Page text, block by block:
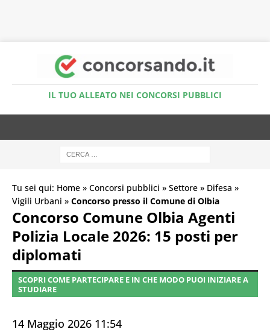
IL TUO ALLEATO NEI CONCORSI PUBBLICI
Tu sei qui: Home » Concorsi pubblici » Settore » Difesa »
Vigili Urbani » Concorso presso il Comune di Olbia
Concorso Comune Olbia Agenti
Polizia Locale 2026: 15 posti per
diplomati
SCOPRI COME PARTECIPARE E IN CHE MODO PUOI INIZIARE A
STUDIARE
14 Maggio 2026 11:54